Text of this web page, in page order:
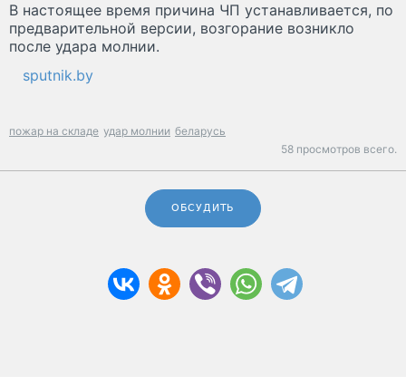
В настоящее время причина ЧП устанавливается, по
предварительной версии, возгорание возникло
после удара молнии.
sputnik.by
пожар на складе удар молнии беларусь
58 просмотров всего.
ОБСУДИТЬ